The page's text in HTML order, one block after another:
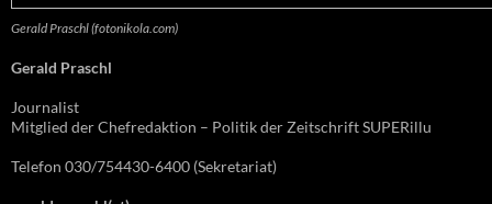
Gerald Praschl (fotonikola.com)
Gerald Praschl
Journalist
Mitglied der Chefredaktion – Politik der Zeitschrift SUPERillu
Telefon 030/754430-6400 (Sekretariat)